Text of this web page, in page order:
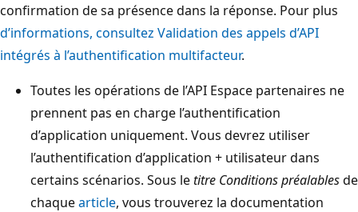
confirmation de sa présence dans la réponse. Pour plus
d’informations, consultez Validation des appels d’API
intégrés à l’authentification multifacteur.
Toutes les opérations de l’API Espace partenaires ne
prennent pas en charge l’authentification
d’application uniquement. Vous devrez utiliser
l’authentification d’application + utilisateur dans
certains scénarios. Sous letitre Conditions préalablesde
chaquearticle, vous trouverez la documentation